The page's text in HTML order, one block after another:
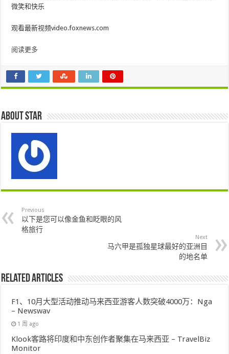
微笑和快乐
观看最新视频video.foxnews.com
阅读更多
About star
Previous
以下是您可以像金鱼和眨眼的风
格旅行
Next
马六甲是孤独星球最好的亚洲目
的地名单
Related Articles
F1、10月大型活动推动马来西亚游客人数突破4000万：Nga
– Newswav
1 周 ago
Klook客路将印度和中东创作者聚集在马来西亚 – TravelBiz
Monitor